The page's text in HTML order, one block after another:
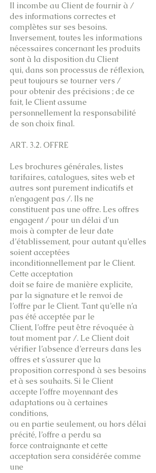
Il incombe au Client de fournir à /
des informations correctes et
complètes sur ses besoins.
Inversement, toutes les informations
nécessaires concernant les produits
sont à la disposition du Client
qui, dans son processus de réflexion,
peut toujours se tourner vers /
pour obtenir des précisions ; de ce
fait, le Client assume
personnellement la responsabilité
de son choix final.
ART. 3.2. OFFRE
Les brochures générales, listes
tarifaires, catalogues, sites web et
autres sont purement indicatifs et
n’engagent pas /. Ils ne
constituent pas une offre. Les offres
engagent / pour un délai d'un
mois à compter de leur date
d’établissement, pour autant qu’elles
soient acceptées
inconditionnellement par le Client.
Cette acceptation
doit se faire de manière explicite,
par la signature et le renvoi de
l’offre par le Client. Tant qu’elle n’a
pas été acceptée par le
Client, l’offre peut être révoquée à
tout moment par /. Le Client doit
vérifier l’absence d’erreurs dans les
offres et s’assurer que la
proposition correspond à ses besoins
et à ses souhaits. Si le Client
accepte l’offre moyennant des
adaptations ou à certaines
conditions,
ou en partie seulement, ou hors délai
précité, l’offre a perdu sa
force contraignante et cette
acceptation sera considérée comme
une